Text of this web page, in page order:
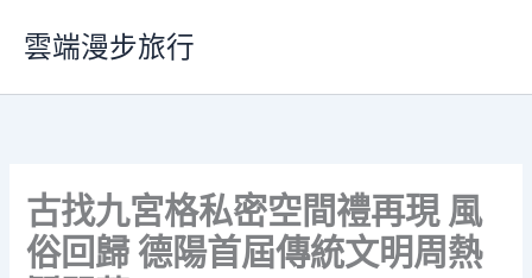
要
雲端漫步旅行
古找九宮格私密空間禮再現 風
俗回歸 德陽首屆傳統文明周熱